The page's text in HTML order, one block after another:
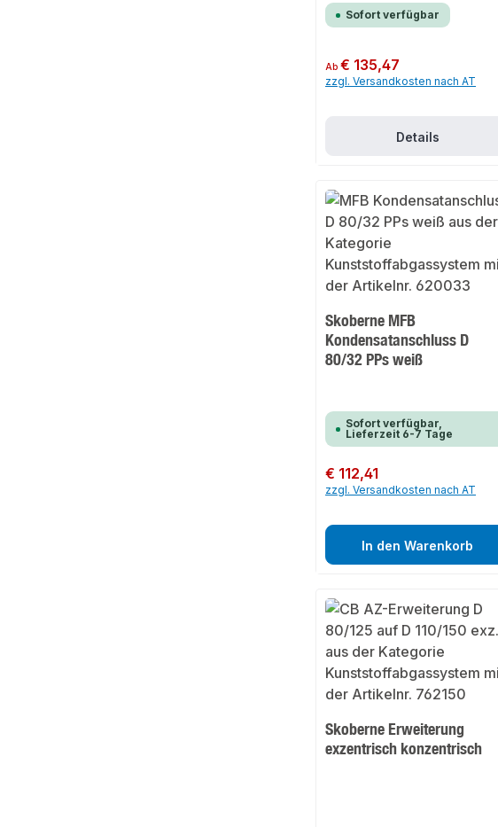
Sofort verfügbar
Regulärer Preis:
Ab€ 135,47
zzgl. Versandkosten nach AT
Details
Skoberne MFB
Kondensatanschluss D
80/32 PPs weiß
Sofort verfügbar,
Lieferzeit 6-7 Tage
Regulärer Preis:
€ 112,41
zzgl. Versandkosten nach AT
In den Warenkorb
Skoberne Erweiterung
exzentrisch konzentrisch